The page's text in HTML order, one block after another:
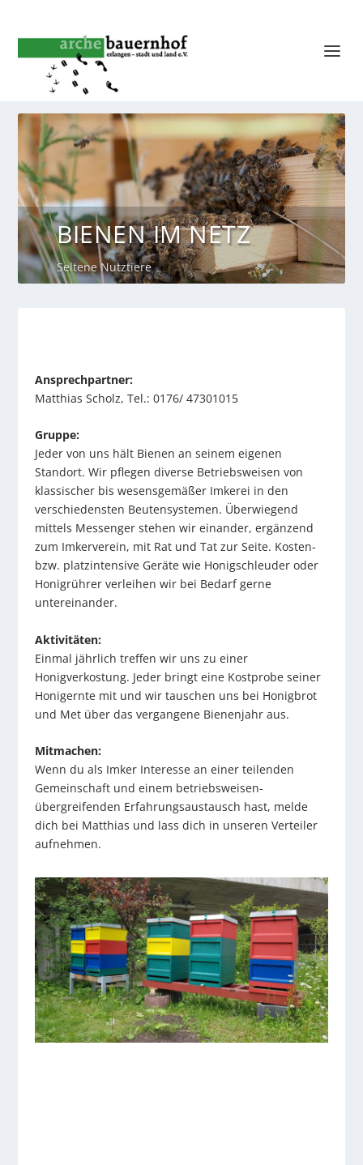
BIENEN IM NETZ
Seltene Nutztiere
Ansprechpartner:
Matthias Scholz, Tel.: 0176/ 47301015
Gruppe:
Jeder von uns hält Bienen an seinem eigenen
Standort. Wir pflegen diverse Betriebsweisen von
klassischer bis wesensgemäßer Imkerei in den
verschiedensten Beutensystemen. Überwiegend
mittels Messenger stehen wir einander, ergänzend
zum Imkerverein, mit Rat und Tat zur Seite. Kosten-
bzw. platzintensive Geräte wie Honigschleuder oder
Honigrührer verleihen wir bei Bedarf gerne
untereinander.
Aktivitäten:
Einmal jährlich treffen wir uns zu einer
Honigverkostung. Jeder bringt eine Kostprobe seiner
Honigernte mit und wir tauschen uns bei Honigbrot
und Met über das vergangene Bienenjahr aus.
Mitmachen:
Wenn du als Imker Interesse an einer teilenden
Gemeinschaft und einem betriebsweisen-
übergreifenden Erfahrungsaustausch hast, melde
dich bei Matthias und lass dich in unseren Verteiler
aufnehmen.